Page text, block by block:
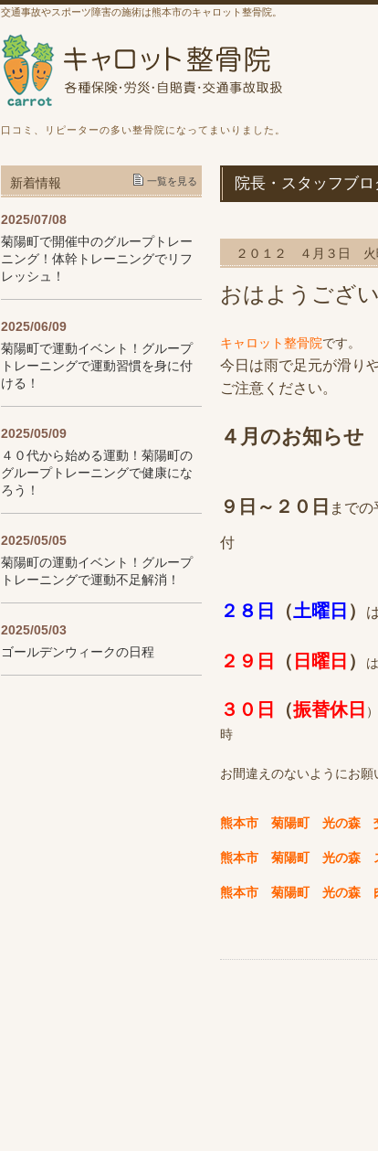
交通事故やスポーツ障害の施術は熊本市のキャロット整骨院。
口コミ、リピーターの多い整骨院になってまいりました。
院長・スタッフブロ
２０１２ ４月３日 火
おはようござい
キャロット整骨院です。
今日は雨で足元が滑り
ご注意ください。
４月のお知らせ
９日～２０日 まで
付
２８日 （土曜日 ）
２９日 （ 日曜日 ）
３０日 （振替休日
時
お間違えのないようにお願
熊本市 菊陽町 光の森
熊本市 菊陽町 光の森
熊本市 菊陽町 光の森
新着情報 一覧を見る
2025/07/08
菊陽町で開催中のグループトレー
ニング！体幹トレーニングでリフ
レッシュ！
2025/06/09
菊陽町で運動イベント！グループ
トレーニングで運動習慣を身に付
ける！
2025/05/09
４０代から始める運動！菊陽町の
グループトレーニングで健康にな
ろう！
2025/05/05
菊陽町の運動イベント！グループ
トレーニングで運動不足解消！
2025/05/03
ゴールデンウィークの日程